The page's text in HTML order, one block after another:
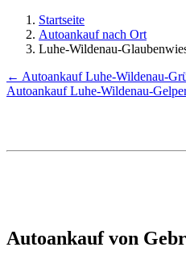
Startseite
Autoankauf nach Ort
Luhe-Wildenau-
← Autoankauf Luhe-Wildenau-
Autoankauf Luhe-Wildenau-
Autoankauf von